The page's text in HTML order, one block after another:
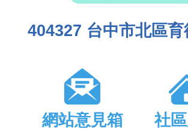
404327 台中市北區
網站意見箱 社